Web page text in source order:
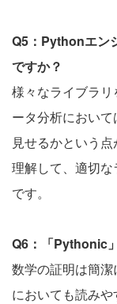
Q5：Pythonエン
ですか？
様々なライブラ
ータ分析におい
見せるかという
理解して、適切
です。
Q6：「Pythonic
数学の証明は簡
においても読み